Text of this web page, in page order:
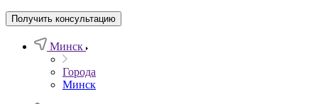
Получить консультацию
Минск
Города
Минск